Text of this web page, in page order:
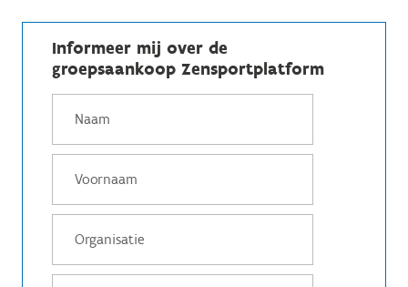
Informeer mij over de
groepsaankoop Zensportplatform